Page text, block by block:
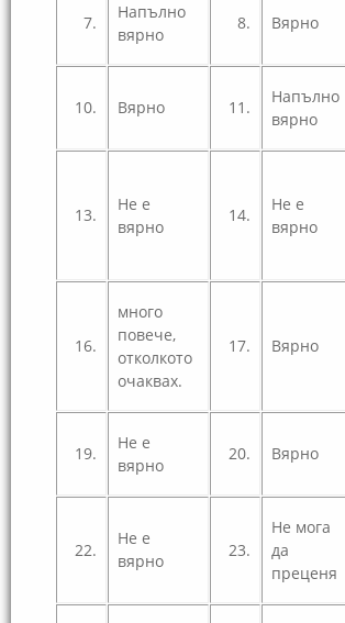
7.
Напълно
вярно
8. Вярно
10. Вярно 11.
Напълно
вярно
13.
Не е
вярно
14.
Не е
вярно
16.
много
повече,
отколкото
очаквах.
17. Вярно
19.
Не е
вярно
20. Вярно
22.
Не е
вярно
23.
Не мога
да
преценя